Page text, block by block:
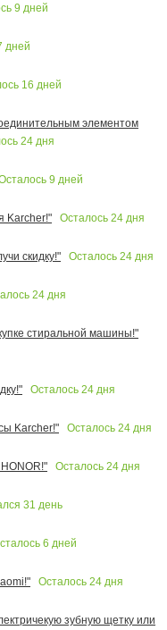
9 дней
дней
16 дней
элементом
24 дня
9 дней
Karcher!"
Осталось 24 дня
скидку!"
Осталось 24 дня
24 дня
стиральной машины!"
Осталось 24 дня
Karcher!"
Осталось 24 дня
Осталось 24 дня
31 день
6 дней
Осталось 24 дня
зубную щетку или